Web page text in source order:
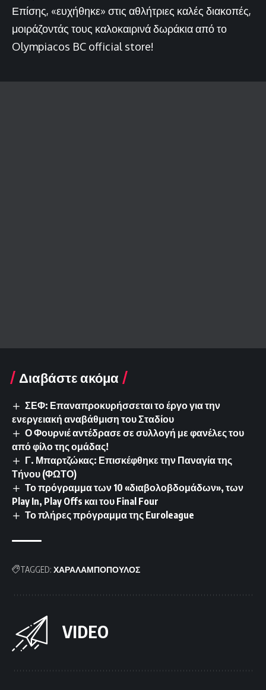
Επίσης, «ευχήθηκε» στις αθλήτριες καλές διακοπές,
μοιράζοντάς τους καλοκαιρινά δωράκια από το
Olympiacos BC official store!
Διαβάστε ακόμα
ΣΕΦ: Επαναπροκυρήσσεται το έργο για την
ενεργειακή αναβάθμιση του Σταδίου
Ο Φουρνιέ αντέδρασε σε συλλογή με φανέλες του
από φίλο της ομάδας!
Γ. Μπαρτζώκας: Επισκέφθηκε την Παναγία της
Τήνου (ΦΩΤΟ)
Το πρόγραμμα των 10 «διαβολοβδομάδων», των
Play In, Play Offs και του Final Four
Το πλήρες πρόγραμμα της Euroleague
TAGGED: ΧΑΡΑΛΑΜΠΟΠΟΥΛΟΣ
VIDEO